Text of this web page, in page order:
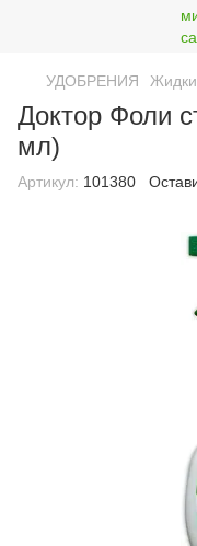
УДОБРЕНИЯ
Доктор Фоли
мл)
Артикул: 101380